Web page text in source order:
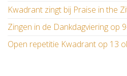
Kwadrant zingt bij Praise in the
Zingen in de Dankdagviering op
Open repetitie Kwadrant op 13